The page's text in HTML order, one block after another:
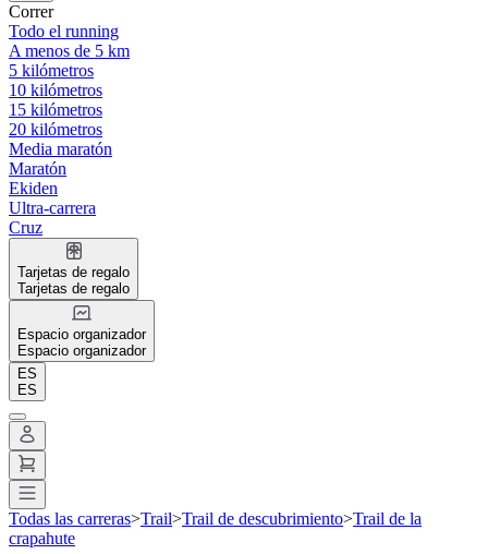
Correr
Todo el running
A menos de 5 km
5 kilómetros
10 kilómetros
15 kilómetros
20 kilómetros
Media maratón
Maratón
Ekiden
Ultra-carrera
Cruz
Tarjetas de regalo
Tarjetas de regalo
Espacio organizador
Espacio organizador
ES
ES
Todas las carreras>Trail>Trail de descubrimiento>Trail de la
crapahute